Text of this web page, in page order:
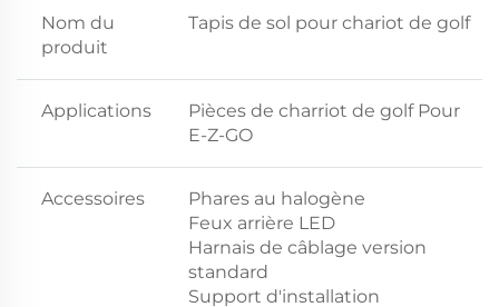
Nom du
produit
Tapis de sol pour chariot de golf
Applications
Pièces de charriot de golf Pour
E-Z-GO
Accessoires
Phares au halogène
Feux arrière LED
Harnais de câblage version
standard
Support d'installation